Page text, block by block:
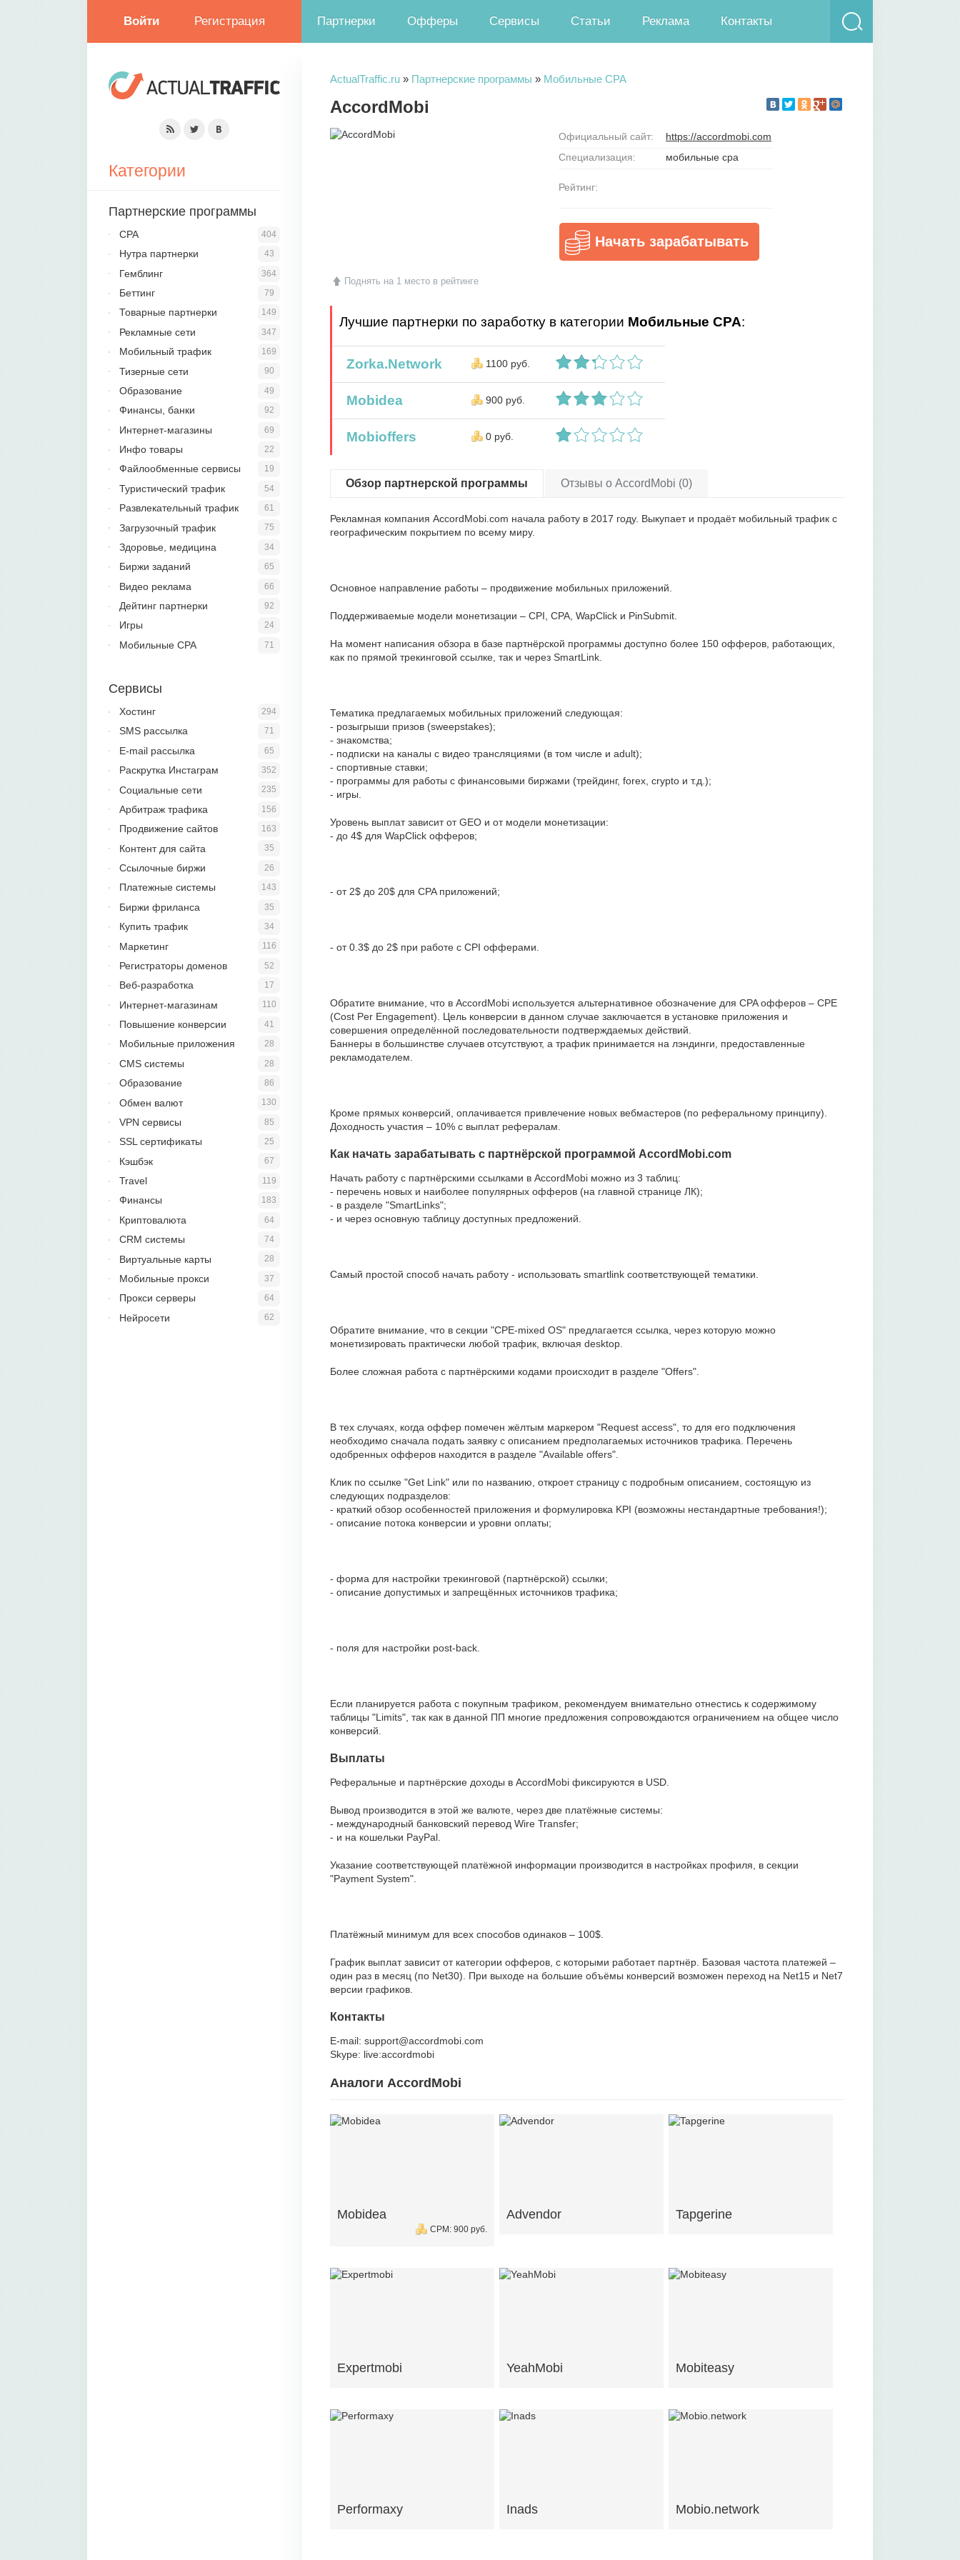
Войти Регистрация Партнерки Офферы Сервисы Статьи Реклама Контакты
ActualTraffic.ru » Партнерские программы » Мобильные CPA
AccordMobi
Поднять на 1 место в рейтинге
Официальный сайт:
https://accordmobi.com
Специализация:
мобильные cpa
Рейтинг:
Начать зарабатывать
Лучшие партнерки по заработку в категории Мобильные CPA:
Zorka.Network 1100 руб.
Mobidea 900 руб.
Mobioffers 0 руб.
Обзор партнерской программы Отзывы о AccordMobi (0)
Рекламная компания AccordMobi.com начала работу в 2017 году. Выкупает и продаёт мобильный трафик с
географическим покрытием по всему миру.
Основное направление работы – продвижение мобильных приложений.
Поддерживаемые модели монетизации – CPI, CPA, WapClick и PinSubmit.
На момент написания обзора в базе партнёрской программы доступно более 150 офферов, работающих,
как по прямой трекинговой ссылке, так и через SmartLink.
Тематика предлагаемых мобильных приложений следующая:
- розыгрыши призов (sweepstakes);
- знакомства;
- подписки на каналы с видео трансляциями (в том числе и adult);
- спортивные ставки;
- программы для работы с финансовыми биржами (трейдинг, forex, crypto и т.д.);
- игры.
Уровень выплат зависит от GEO и от модели монетизации:
- до 4$ для WapClick офферов;
- от 2$ до 20$ для CPA приложений;
- от 0.3$ до 2$ при работе с CPI офферами.
Обратите внимание, что в AccordMobi используется альтернативное обозначение для CPA офферов – CPE
(Cost Per Engagement). Цель конверсии в данном случае заключается в установке приложения и
совершения определённой последовательности подтверждаемых действий.
Баннеры в большинстве случаев отсутствуют, а трафик принимается на лэндинги, предоставленные
рекламодателем.
Кроме прямых конверсий, оплачивается привлечение новых вебмастеров (по реферальному принципу).
Доходность участия – 10% с выплат рефералам.
Как начать зарабатывать с партнёрской программой AccordMobi.com
Начать работу с партнёрскими ссылками в AccordMobi можно из 3 таблиц:
- перечень новых и наиболее популярных офферов (на главной странице ЛК);
- в разделе "SmartLinks";
- и через основную таблицу доступных предложений.
Самый простой способ начать работу - использовать smartlink соответствующей тематики.
Обратите внимание, что в секции "CPE-mixed OS" предлагается ссылка, через которую можно
монетизировать практически любой трафик, включая desktop.
Более сложная работа с партнёрскими кодами происходит в разделе "Offers".
В тех случаях, когда оффер помечен жёлтым маркером "Request access", то для его подключения
необходимо сначала подать заявку с описанием предполагаемых источников трафика. Перечень
одобренных офферов находится в разделе "Available offers".
Клик по ссылке "Get Link" или по названию, откроет страницу с подробным описанием, состоящую из
следующих подразделов:
- краткий обзор особенностей приложения и формулировка KPI (возможны нестандартные требования!);
- описание потока конверсии и уровни оплаты;
- форма для настройки трекинговой (партнёрской) ссылки;
- описание допустимых и запрещённых источников трафика;
- поля для настройки post-back.
Если планируется работа с покупным трафиком, рекомендуем внимательно отнестись к содержимому
таблицы "Limits", так как в данной ПП многие предложения сопровождаются ограничением на общее число
конверсий.
Выплаты
Реферальные и партнёрские доходы в AccordMobi фиксируются в USD.
Вывод производится в этой же валюте, через две платёжные системы:
- международный банковский перевод Wire Transfer;
- и на кошельки PayPal.
Указание соответствующей платёжной информации производится в настройках профиля, в секции
"Payment System".
Платёжный минимум для всех способов одинаков – 100$.
График выплат зависит от категории офферов, с которыми работает партнёр. Базовая частота платежей –
один раз в месяц (по Net30). При выходе на большие объёмы конверсий возможен переход на Net15 и Net7
версии графиков.
Контакты
E-mail: support@accordmobi.com
Skype: live:accordmobi
Аналоги AccordMobi
Mobidea
CPM: 900 руб.
Advendor Tapgerine
Expertmobi YeahMobi Mobiteasy
Performaxy Inads Mobio.network
Категории
Партнерские программы
404
CPA
43
Нутра партнерки
364
Гемблинг
79
Беттинг
149
Товарные партнерки
347
Рекламные сети
169
Мобильный трафик
90
Тизерные сети
49
Образование
92
Финансы, банки
69
Интернет-магазины
22
Инфо товары
19
Файлообменные сервисы
54
Туристический трафик
61
Развлекательный трафик
75
Загрузочный трафик
34
Здоровье, медицина
65
Биржи заданий
66
Видео реклама
92
Дейтинг партнерки
24
Игры
71
Мобильные CPA
Сервисы
294
Хостинг
71
SMS рассылка
65
E-mail рассылка
352
Раскрутка Инстаграм
235
Социальные сети
156
Арбитраж трафика
163
Продвижение сайтов
35
Контент для сайта
26
Ссылочные биржи
143
Платежные системы
35
Биржи фриланса
34
Купить трафик
116
Маркетинг
52
Регистраторы доменов
17
Веб-разработка
110
Интернет-магазинам
41
Повышение конверсии
28
Мобильные приложения
28
CMS системы
86
Образование
130
Обмен валют
85
VPN сервисы
25
SSL сертификаты
67
Кэшбэк
119
Travel
183
Финансы
64
Криптовалюта
74
CRM системы
28
Виртуальные карты
37
Мобильные прокси
64
Прокси серверы
62
Нейросети